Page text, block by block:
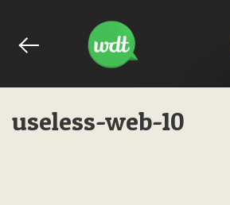
useless-web-10